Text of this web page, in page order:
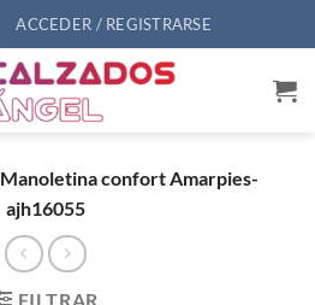
ACCEDER / REGISTRARSE
Manoletina confort Amarpies-
ajh16055
FILTRAR